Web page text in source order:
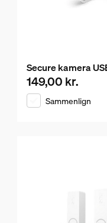
Secure kamera
Nuværende pris er
149,00 kr.
Sammenlign